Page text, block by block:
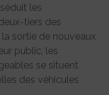
les
tiers des
sortie de nouveaux
public, les
se situent
des véhicules